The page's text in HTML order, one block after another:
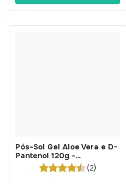
Pós-Sol Gel Aloe Vera e D-
Pantenol 120g -
BellaPhytus
(2)